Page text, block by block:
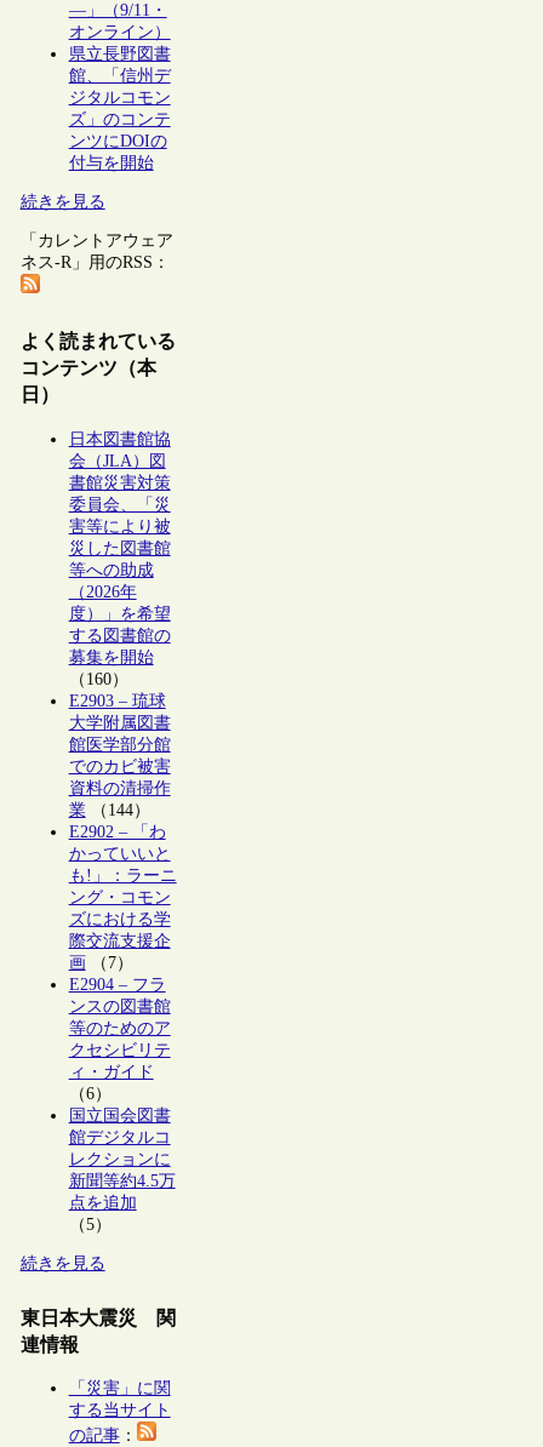
―」（9/11・
オンライン）
県立長野図書
館、「信州デ
ジタルコモン
ズ」のコンテ
ンツにDOIの
付与を開始
続きを見る
「カレントアウェア
ネス-R」用のRSS：
よく読まれている
コンテンツ（本
日）
日本図書館協
会（JLA）図
書館災害対策
委員会、「災
害等により被
災した図書館
等への助成
（2026年
度）」を希望
する図書館の
募集を開始
（160）
E2903 – 琉球
大学附属図書
館医学部分館
でのカビ被害
資料の清掃作
業（144）
E2902 – 「わ
かっていいと
も!」：ラーニ
ング・コモン
ズにおける学
際交流支援企
画（7）
E2904 – フラ
ンスの図書館
等のためのア
クセシビリテ
ィ・ガイド
（6）
国立国会図書
館デジタルコ
レクションに
新聞等約4.5万
点を追加
（5）
続きを見る
東日本大震災 関
連情報
「災害」に関
する当サイト
の記事：